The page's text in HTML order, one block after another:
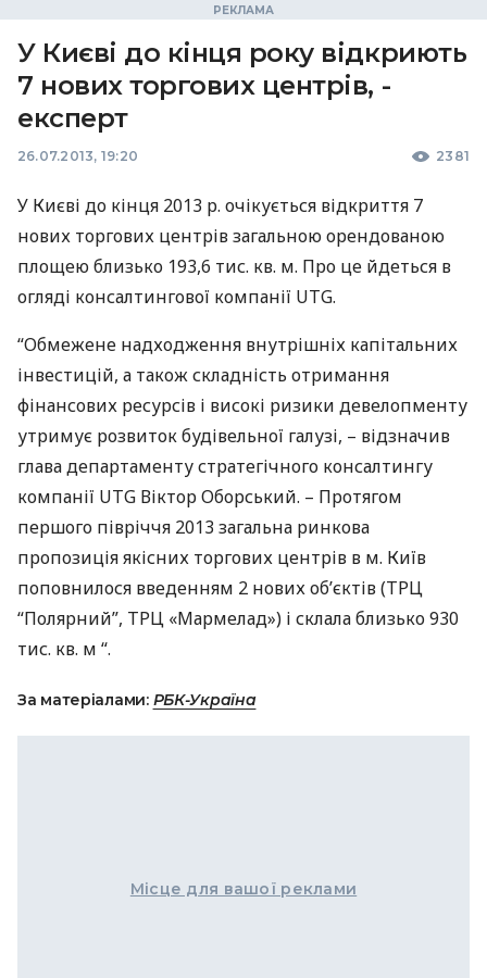
У Києві до кінця року відкриють
7 нових торгових центрів, -
експерт
26.07.2013, 19:20 2381
У Києві до кінця 2013 р. очікується відкриття 7
нових торгових центрів загальною орендованою
площею близько 193,6 тис. кв. м. Про це йдеться в
огляді консалтингової компанії UTG.
“Обмежене надходження внутрішніх капітальних
інвестицій, а також складність отримання
фінансових ресурсів і високі ризики девелопменту
утримує розвиток будівельної галузі, – відзначив
глава департаменту стратегічного консалтингу
компанії UTG Віктор Оборський. – Протягом
першого півріччя 2013 загальна ринкова
пропозиція якісних торгових центрів в м. Київ
поповнилося введенням 2 нових об’єктів (ТРЦ
“Полярний”, ТРЦ «Мармелад») і склала близько 930
тис. кв. м “.
За матеріалами: РБК-Україна
Місце для вашої реклами